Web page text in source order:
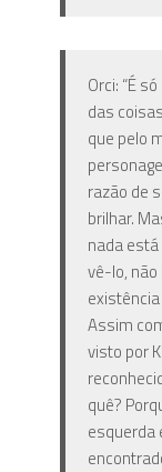
Orci: “É
das
que pelo
razão de
brilhar.
nada
vê-lo, não
Assim
visto por
quê?
esquerda